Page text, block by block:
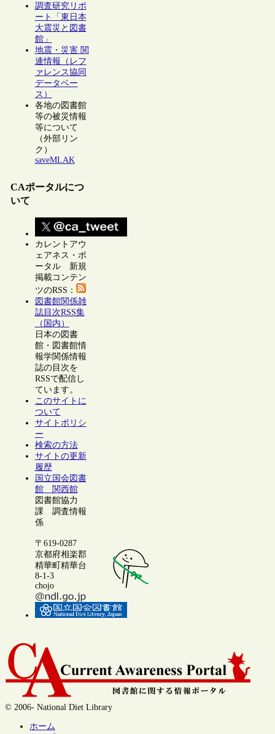
調査研究リポ
ート「東日本
大震災と図書
館」
地震・災害 関
連情報（レフ
ァレンス協同
データベー
ス）
各地の図書館
等の被災情報
等について
（外部リン
ク）
saveMLAK
CAポータルにつ
いて
カレントアウ
ェアネス・ポ
ータル 新規
掲載コンテン
ツのRSS：
図書館関係雑
誌目次RSS集
（国内）
日本の図書
館・図書館情
報学関係情報
誌の目次を
RSSで配信し
ています。
このサイトに
ついて
サイトポリシ
ー
検索の方法
サイトの更新
履歴
国立国会図書
館 関西館
図書館協力
課 調査情報
係
〒619-0287
京都府相楽郡
精華町精華台
8-1-3
chojo
© 2006- National Diet Library
ホーム